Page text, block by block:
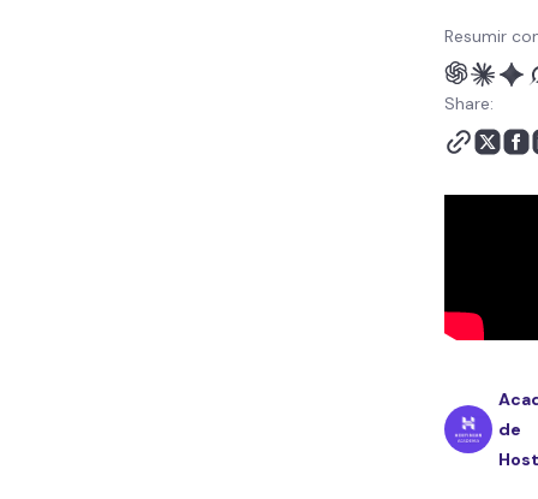
Resumir
Share:
de